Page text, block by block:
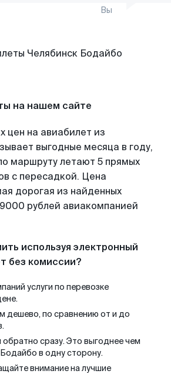
Вы
на нашем сайте
цен на авиабилет из
выгодные месяца в году,
маршруту летают 5 прямых
с пересадкой. Цена
дорогая из найденных
рублей авиакомпанией
используя электронный
без комиссии?
услуги по перевозке
дешево, по сравнению от и до
обратно сразу. Это выгоднее чем
в одну сторону.
внимание на лучшие